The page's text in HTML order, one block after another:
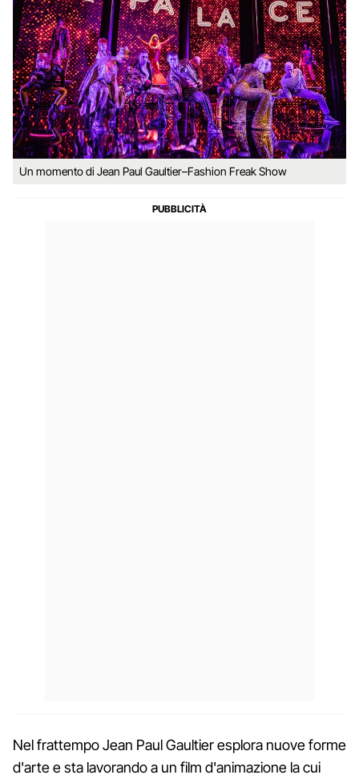
Un momento di Jean Paul Gaultier–Fashion Freak Show
Nel frattempo Jean Paul Gaultier esplora nuove forme
d'arte e sta lavorando a un film d'animazione la cui